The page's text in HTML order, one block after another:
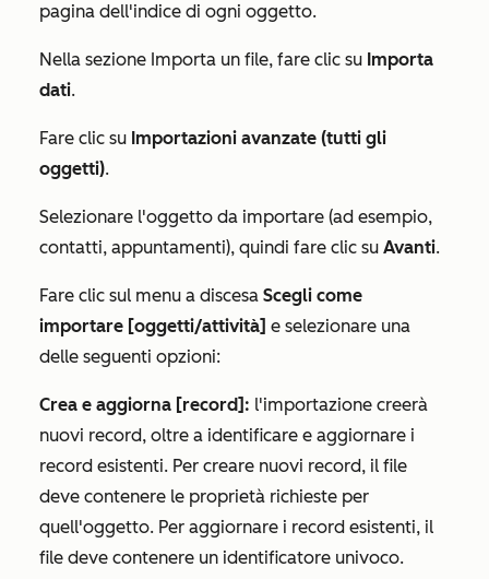
pagina dell'indice di ogni oggetto.
Nella sezione Importa un file, fare clic su Importa
dati.
Fare clic su Importazioni avanzate (tutti gli
oggetti).
Selezionare l'oggetto da importare (ad esempio,
contatti, appuntamenti), quindi fare clic su Avanti.
Fare clic sul menu a discesa Scegli come
importare [oggetti/attività] e selezionare una
delle seguenti opzioni:
Crea e aggiorna [record]: l'importazione creerà
nuovi record, oltre a identificare e aggiornare i
record esistenti. Per creare nuovi record, il file
deve contenere le proprietà richieste per
quell'oggetto. Per aggiornare i record esistenti, il
file deve contenere un identificatore univoco.